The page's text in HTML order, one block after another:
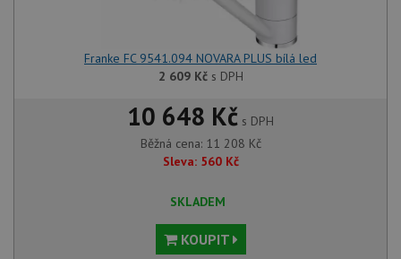
Franke FC 9541.094 NOVARA PLUS bílá led
2 609 Kčs DPH
10 648 Kč s DPH
Běžná cena: 11 208 Kč
Sleva: 560 Kč
SKLADEM
KOUPIT